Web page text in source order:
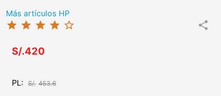
Más artículos HP
star star star star star_border share
S/.420
PL: S/. 453.6